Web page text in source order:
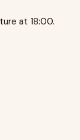
at 18:00.